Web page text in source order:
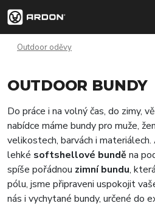
Outdoor oděvy
OUTDOOR BUNDY
Do práce i na volný čas, do zimy,
nabídce máme bundy pro muže,
velikostech, barvách i
lehké softshellové bundě na
spíše pořádnou zimní bundu,
pólu, jsme připraveni uspokojit
nás i vychytané bundy, určené do